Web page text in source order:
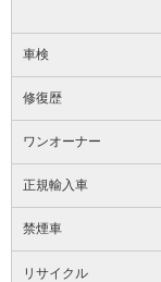
車検
修復歴
ワンオーナー
正規輸入車
禁煙車
リサイクル